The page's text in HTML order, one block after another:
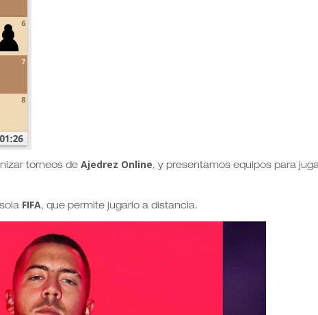
torneos de Ajedrez Online, y presentamos equipos para
FIFA, que permite jugarlo a distancia.